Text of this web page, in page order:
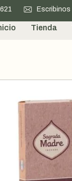
Escribinos
Tienda